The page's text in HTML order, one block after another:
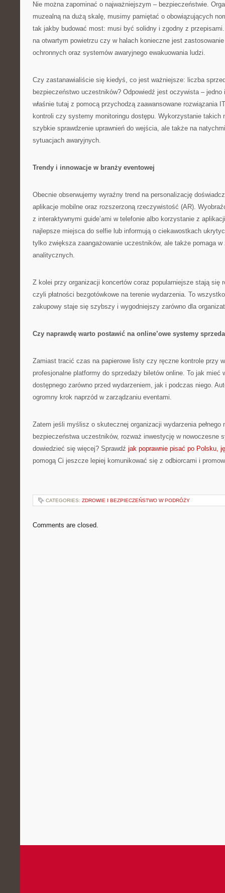
Nie można zapominać o najważniejszym – bezpieczeństwie.
muzealną na dużą skalę, musimy pamiętać o obowiązujących
tak jakby budować most: musi być solidny i zgodny z
na otwartym powietrzu czy w halach konieczne jest
ochronnych oraz systemów awaryjnego ewakuowania ludzi.
Czy zastanawialiście się kiedyś, co jest ważniejsze: liczba
bezpieczeństwo uczestników? Odpowiedź jest oczywista –
właśnie tutaj z pomocą przychodzą zaawansowane rozwiązania
kontroli czy systemy monitoringu dostępu. Wykorzystanie takich
szybkie sprawdzenie uprawnień do wejścia, ale także na
sytuacjach awaryjnych.
Trendy i innowacje w branży eventowej
Obecnie obserwujemy wyraźny trend na personalizację
aplikacje mobilne oraz rozszerzoną rzeczywistość (AR).
z interaktywnymi guide’ami w telefonie albo korzystanie z
najlepsze miejsca do selfie lub informują o ciekawostkach
tylko zwiększa zaangażowanie uczestników, ale także pomaga
analitycznych.
Z kolei przy organizacji koncertów coraz popularniejsze stają się
czyli płatności bezgotówkowe na terenie wydarzenia. To
zakupowy staje się szybszy i wygodniejszy zarówno dla
Czy naprawdę warto postawić na online’owe systemy
Zamiast tracić czas na papierowe listy czy ręczne kontrole przy
profesjonalne platformy do sprzedaży biletów online. To jak mieć
dostępnego zarówno przed wydarzeniem, jak i podczas niego.
ogromny krok naprzód w zarządzaniu eventami.
Zatem jeśli myślisz o skutecznej organizacji wydarzenia pełnego
bezpieczeństwa uczestników, rozważ inwestycję w nowoczesne
dowiedzieć się więcej? Sprawdź jak poprawnie pisać po Polsku,
pomogą Ci jeszcze lepiej komunikować się z odbiorcami i
CATEGORIES: ZDROWIE I BEZPIECZEŃSTWO W PODRÓŻY
Comments are closed.